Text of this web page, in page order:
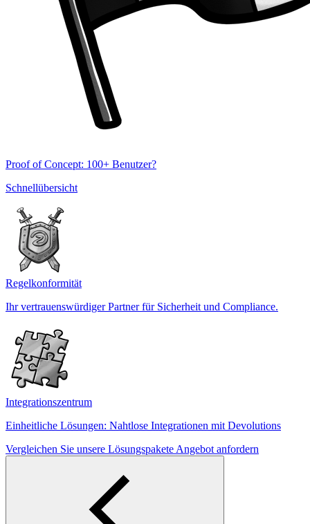
Proof of Concept: 100+ Benutzer?
Schnellübersicht
Regelkonformität
Ihr vertrauenswürdiger Partner für Sicherheit und Compliance.
Integrationszentrum
Einheitliche Lösungen: Nahtlose Integrationen mit Devolutions
Vergleichen Sie unsere Lösungspakete Angebot anfordern